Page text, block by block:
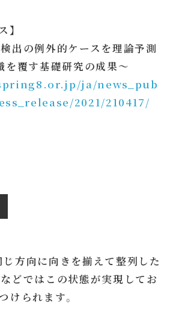
】
出の例外的ケースを理論予測
を覆す基礎研究の成果～
ja/news_pub
2021/210417/
方向に向きを揃えて整列した
どではこの状態が実現してお
けられます。